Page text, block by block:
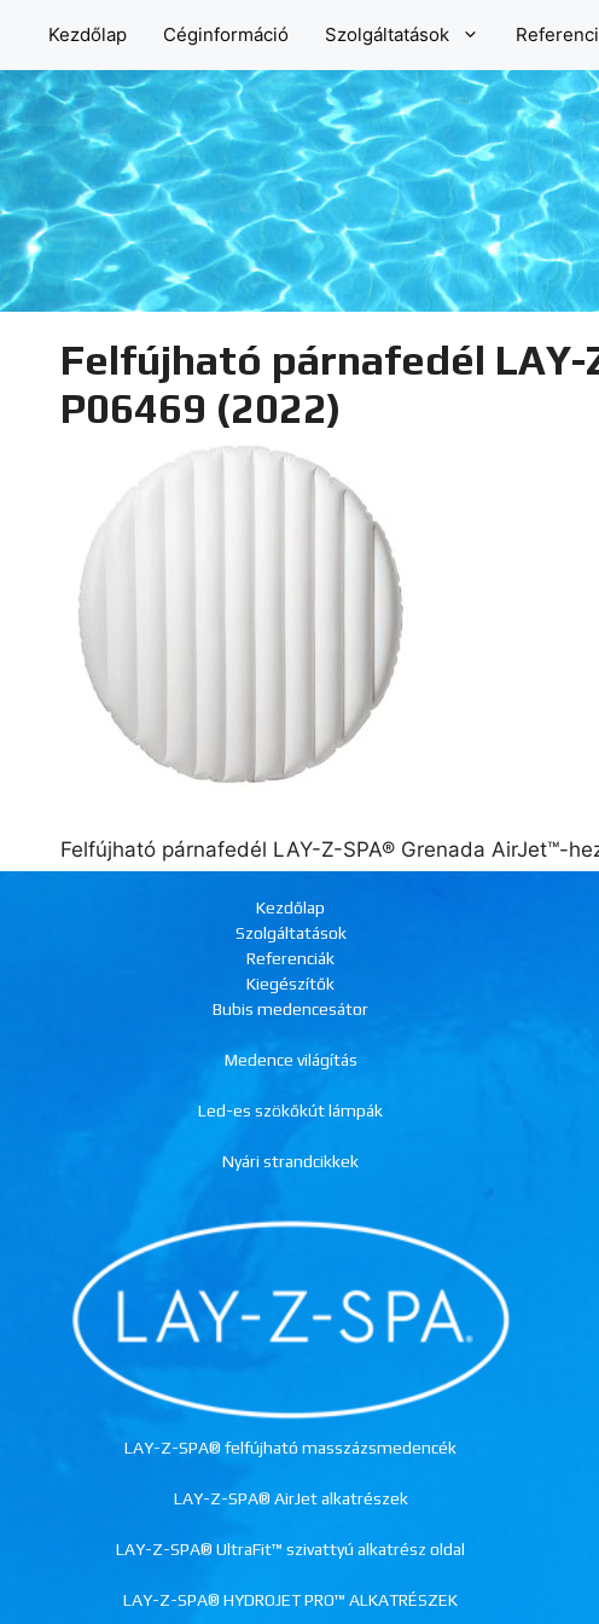
tartalomba
Kezdőlap Céginformáció Szolgáltatások
Felfújható párnafedél LAY-
P06469 (2022)
Felfújható párnafedél LAY-Z-SPA® Grenada AirJet™-
Kezdőlap
Szolgáltatások
Referenciák
Kiegészítők
Bubis medencesátor
Medence világítás
Led-es szökőkút lámpák
Nyári strandcikkek
LAY-Z-SPA® felfújható masszázsmedencék
LAY-Z-SPA® AirJet alkatrészek
LAY-Z-SPA® UltraFit™ szivattyú alkatrész oldal
LAY-Z-SPA® HYDROJET PRO™ ALKATRÉSZEK